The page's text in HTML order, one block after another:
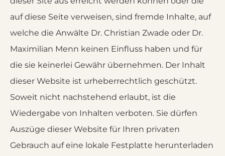
auf diese Seite verweisen, sind fremde Inhalte, auf
welche die Anwälte Dr. Christian Zwade oder Dr.
Maximilian Menn keinen Einfluss haben und für
die sie keinerlei Gewähr übernehmen. Der Inhalt
dieser Website ist urheberrechtlich geschützt.
Soweit nicht nachstehend erlaubt, ist die
Wiedergabe von Inhalten verboten. Sie dürfen
Auszüge dieser Website für Ihren privaten
Gebrauch auf eine lokale Festplatte herunterladen